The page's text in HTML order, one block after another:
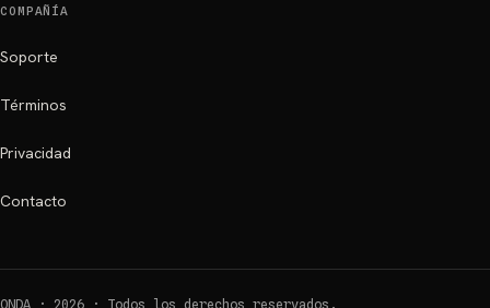
COMPAÑÍA
Soporte
Términos
Privacidad
Contacto
ONDA · 2026 · Todos los derechos reservados.